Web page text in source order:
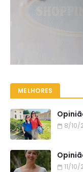
MELHORES
8/10/
11/